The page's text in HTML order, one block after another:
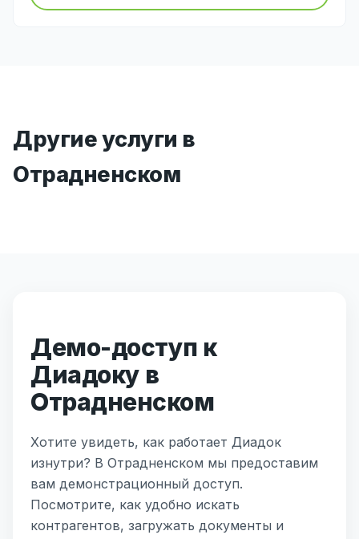
Другие услуги в
Отрадненском
Демо-доступ к
Диадоку в
Отрадненском
Хотите увидеть, как работает Диадок
изнутри? В Отрадненском мы предоставим
вам демонстрационный доступ.
Посмотрите, как удобно искать
контрагентов, загружать документы и